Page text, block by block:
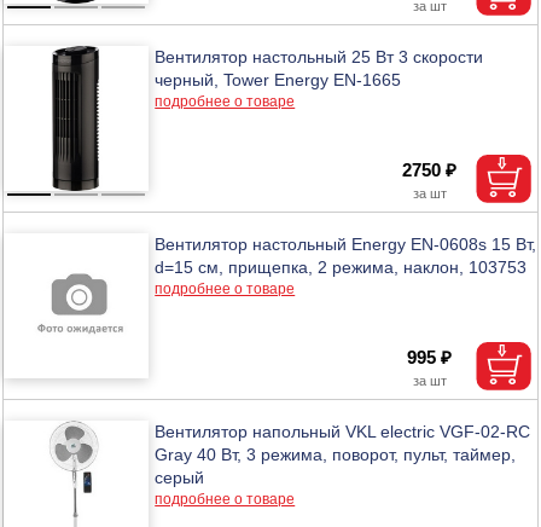
Вентилятор настольный 25 Вт 3 скорости
черный, Tower Energy EN-1665
подробнее о товаре
2750 ₽
Вентилятор настольный Energy EN-0608s 15 Вт,
d=15 см, прищепка, 2 режима, наклон, 103753
подробнее о товаре
995 ₽
Вентилятор напольный VKL electric VGF-02-RC
Gray 40 Вт, 3 режима, поворот, пульт, таймер,
серый
подробнее о товаре